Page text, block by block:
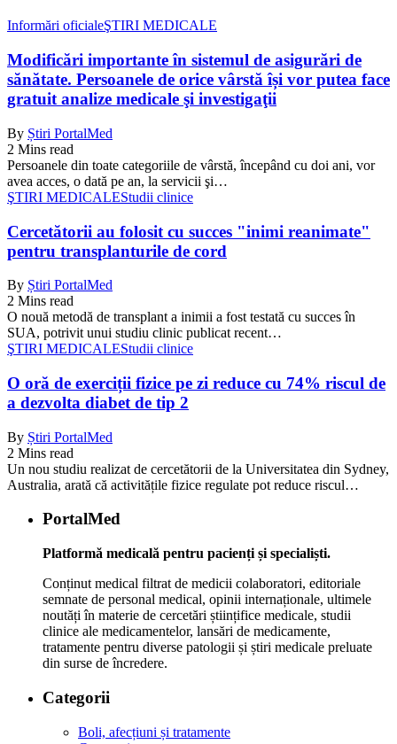
Informări oficialeŞTIRI MEDICALE
Modificări importante în sistemul de asigurări de
sănătate. Persoanele de orice vârstă își vor putea face
gratuit analize medicale şi investigaţii
By Știri PortalMed
2 Mins read
Persoanele din toate categoriile de vârstă, începând cu doi ani, vor
avea acces, o dată pe an, la servicii şi…
ŞTIRI MEDICALEStudii clinice
Cercetătorii au folosit cu succes "inimi reanimate"
pentru transplanturile de cord
By Știri PortalMed
2 Mins read
O nouă metodă de transplant a inimii a fost testată cu succes în
SUA, potrivit unui studiu clinic publicat recent…
ŞTIRI MEDICALEStudii clinice
O oră de exerciții fizice pe zi reduce cu 74% riscul de
a dezvolta diabet de tip 2
By Știri PortalMed
2 Mins read
Un nou studiu realizat de cercetătorii de la Universitatea din Sydney,
Australia, arată că activitățile fizice regulate pot reduce riscul…
PortalMed
Platformă medicală pentru pacienți și specialiști.
Conținut medical filtrat de medicii colaboratori, editoriale
semnate de personal medical, opinii internaționale, ultimele
noutăți în materie de cercetări științifice medicale, studii
clinice ale medicamentelor, lansări de medicamente,
tratamente pentru diverse patologii și știri medicale preluate
din surse de încredere.
Categorii
Boli, afecțiuni și tratamente